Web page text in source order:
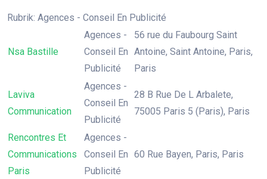
Rubrik: Agences - Conseil En Publicité
Nsa Bastille
Agences -
Conseil En
Publicité
56 rue du Faubourg Saint
Antoine, Saint Antoine, Paris,
Paris
Laviva
Communication
Agences -
Conseil En
Publicité
28 B Rue De L Arbalete,
75005 Paris 5 (Paris), Paris
Rencontres Et
Communications
Paris
Agences -
Conseil En
Publicité
60 Rue Bayen, Paris, Paris